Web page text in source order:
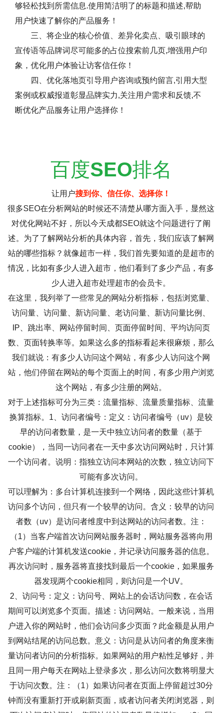
够轻松找到所需信息.使用简洁明了的标题和描述,帮助
用户快速了解你的产品服务！
三、将企业的核心价值、差异化卖点、吸引眼球的
宣传语等品牌词尽可能多的占位搜索前几页,增强用户印
象，优化用户体验让访客信任你！
四、优化落地页引导用户咨询或预约留言,引用大型
案例或权威报道彰显品牌实力,关注用户需求和反馈,不
断优化产品服务让用户选择你！
百度SEO排名
让用户搜到你、信任你、选择你！
很多SEO在分析网站的时候还不清楚从哪方面入手，显然这
对优化网站不好，所以今天成都SEO就这个问题进行了阐
述。为了了解网站分析的具体内容，首先，我们应该了解网
站的哪些指标？就像超市一样，我们首先要知道的是超市的
情况，比如有多少人进入超市，他们看到了多少产品，有多
少人进入超市处理超市的会员卡。
在这里，我列举了一些常见的网站分析指标，包括浏览量、
访问量、访问量、新访问量、老访问量、新访问量比例、
IP、跳出率、网站停留时间、页面停留时间、平均访问页
数、页面转换率等。如果这么多的指标看起来很麻烦，那么
我们就说：有多少人访问这个网站，有多少人访问这个网
站，他们停留在网站的每个页面上的时间，有多少用户浏览
这个网站，有多少注册的网站。
对于上述指标可分为三类：流量指标、流量质量指标、流量
换算指标。1、访问者编号：定义：访问者编号（uv）是较
早的访问者数量，是一天中独立访问者的数量（基于
cookie），当同一访问者在一天中多次访问网站时，只计算
一个访问者。说明：指独立访问本网站的次数，独立访问下
可能有多次访问。
可以理解为：多台计算机连接到一个网络，因此这些计算机
访问多个访问，但只有一个较早的访问。含义：较早的访问
者数（uv）是访问者维度中到达网站的访问者数。注：
（1）当客户端首次访问网站服务器时，网站服务器将向用
户客户端的计算机发送cookie，并记录访问服务器的信息。
再次访问时，服务器将直接找到最后一个cookie，如果服务
器发现两个cookie相同，则访问是一个UV。
2、访问号：定义：访问号、网站上的会话访问数，在会话
期间可以浏览多个页面。描述：访问网站。一般来说，当用
户进入你的网站时，他们会访问多少页面？此金额是从用户
到网站结尾的访问总数。意义：访问是从访问者的角度来衡
量访问者访问的分析指标。如果网站的用户粘性足够好，并
且同一用户每天在网站上登录多次，那么访问次数将明显大
于访问次数。注：（1）如果访问者在页面上停留超过30分
钟而没有重新打开或刷新页面，或者访问者关闭浏览器，则